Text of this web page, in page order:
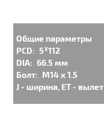
Общие параметры
PCD: 5ᕁ112
DIA: 66.5 мм
Болт: M14 x 1.5
J - ширина, ET - вылет